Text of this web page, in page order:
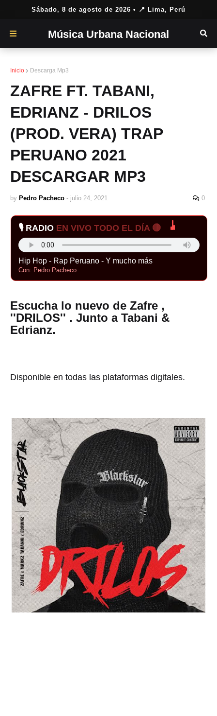
Sábado, 8 de agosto de 2026 • 📍 Lima, Perú
Música Urbana Nacional
Inicio Descarga Mp3
ZAFRE FT. TABANI,
EDRIANZ - DRILOS
(PROD. VERA) TRAP
PERUANO 2021
DESCARGAR MP3
by Pedro Pacheco - julio 24, 2021 0
🎙️ RADIO EN VIVO TODO EL DÍA 🔴
Hip Hop - Rap Peruano - Y mucho más
Con: Pedro Pacheco
Escucha lo nuevo de Zafre ,
''DRILOS'' . Junto a Tabani &
Edrianz.
Disponible en todas las plataformas digitales.